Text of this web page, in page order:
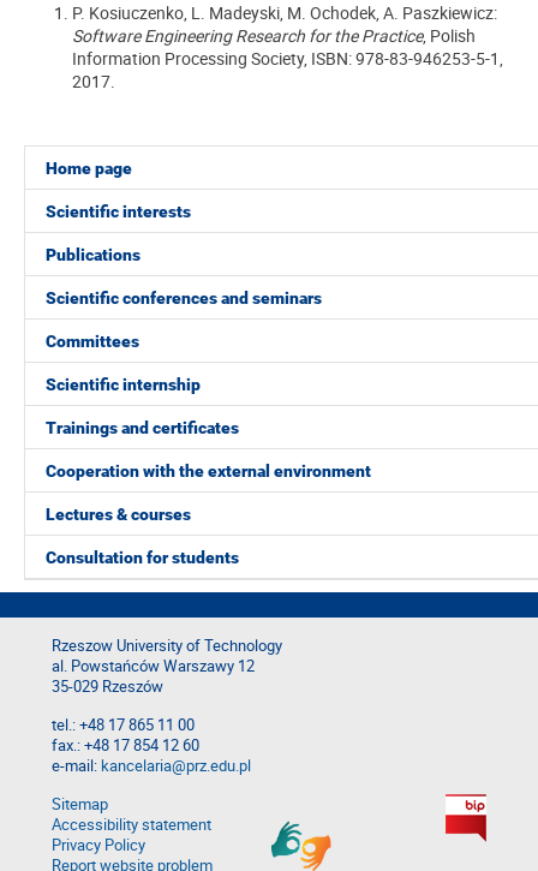
Home page
Scientific interests
Publications
Scientific conferences and seminars
Committees
Scientific internship
Trainings and certificates
Cooperation with the external environment
Lectures & courses
Consultation for students
P. Kosiuczenko, L. Madeyski, M. Ochodek, A. Paszkiewicz:
Software Engineering Research for the Practice, Polish
Information Processing Society, ISBN: 978-83-946253-5-1,
2017.
Rzeszow University of Technology
al. Powstańców Warszawy 12
35-029 Rzeszów
tel.: +48 17 865 11 00
fax.: +48 17 854 12 60
e-mail:kancelaria@prz.edu.pl
Sitemap
Accessibility statement
Privacy Policy
Report website problem